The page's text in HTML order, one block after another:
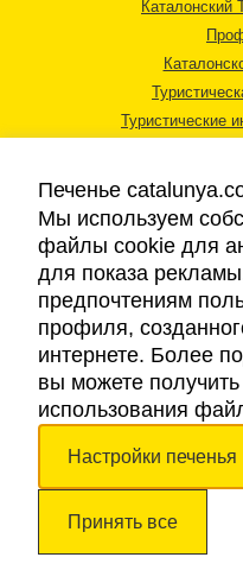
Каталонский
Туристические
Авторские права © 2026.
Печенье
Мы используем
файлы cookie для
для показа
предпочтениям
профиля,
интернете. Более
вы можете
использования
Настройки печенья
Принять все